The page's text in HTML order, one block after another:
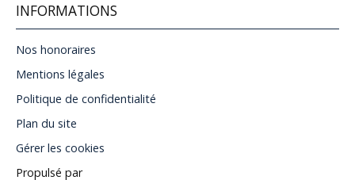
INFORMATIONS
Nos honoraires
Mentions légales
Politique de confidentialité
Plan du site
Gérer les cookies
Propulsé par